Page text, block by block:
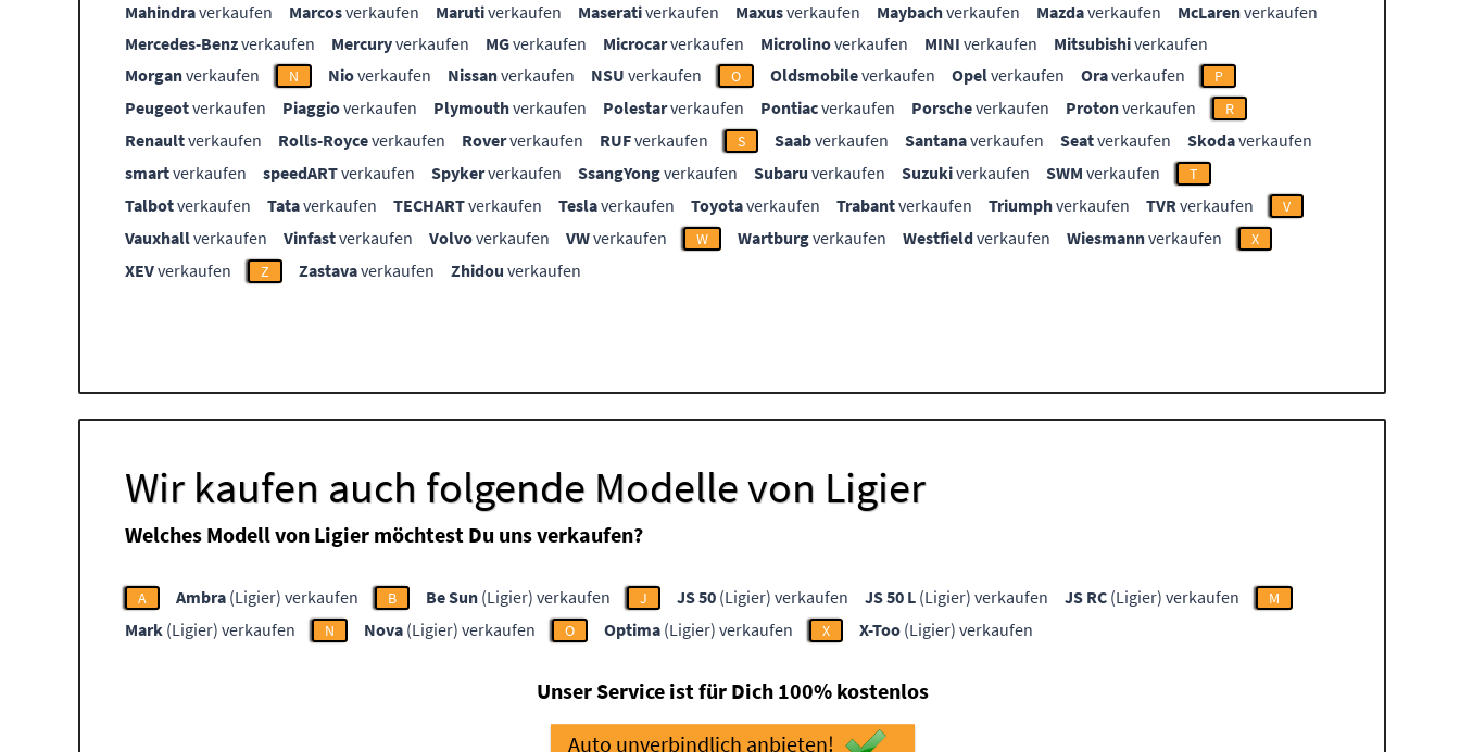
Mahindraverkaufen Marcosverkaufen Marutiverkaufen Maserativerkaufen Maxusverkaufen Maybachverkaufen Mazdaverkaufen McLarenverkaufen
Mercedes-Benzverkaufen Mercuryverkaufen MGverkaufen Microcarverkaufen Microlinoverkaufen MINI verkaufen Mitsubishiverkaufen
Morganverkaufen N Nioverkaufen Nissanverkaufen NSU verkaufen O Oldsmobileverkaufen Opelverkaufen Oraverkaufen P
Peugeotverkaufen Piaggioverkaufen Plymouthverkaufen Polestarverkaufen Pontiacverkaufen Porscheverkaufen Protonverkaufen R
Renaultverkaufen Rolls-Royceverkaufen Roververkaufen RUFverkaufen S Saabverkaufen Santanaverkaufen Seatverkaufen Skodaverkaufen
smartverkaufen speedARTverkaufen Spykerverkaufen SsangYongverkaufen Subaru verkaufen Suzukiverkaufen SWM verkaufen T
Talbotverkaufen Tataverkaufen TECHARTverkaufen Teslaverkaufen Toyotaverkaufen Trabantverkaufen Triumphverkaufen TVRverkaufen V
Vauxhallverkaufen Vinfastverkaufen Volvoverkaufen VWverkaufen W Wartburgverkaufen Westfieldverkaufen Wiesmannverkaufen X
XEVverkaufen Z Zastavaverkaufen Zhidou verkaufen
Wir kaufen auch folgende Modelle von Ligier
Welches Modell von Ligier möchtest Du uns verkaufen?
A Ambra (Ligier) verkaufen B Be Sun (Ligier) verkaufen J JS 50 (Ligier) verkaufen JS 50 L (Ligier) verkaufen JS RC (Ligier) verkaufen M
Mark (Ligier) verkaufen N Nova (Ligier) verkaufen O Optima (Ligier) verkaufen X X-Too (Ligier) verkaufen
Unser Service ist für Dich 100% kostenlos
Auto unverbindlich anbieten!